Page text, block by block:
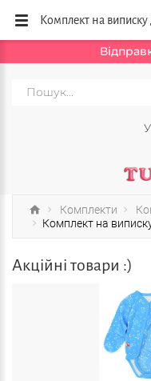
Комплекти
Комплект на
Акційні товари :)